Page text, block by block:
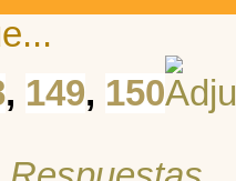
, 149, 150